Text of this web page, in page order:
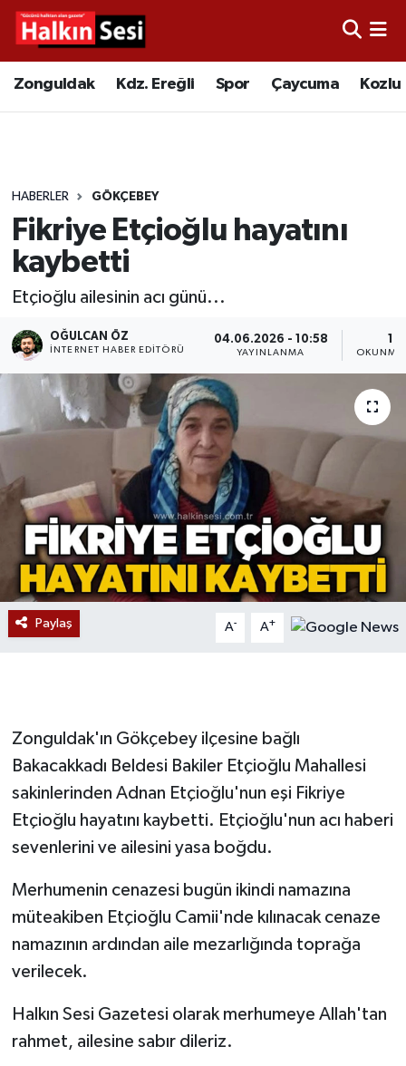
Zonguldak Kdz. Ereğli Spor Çaycuma Kozlu
HABERLER GÖKÇEBEY
Fikriye Etçioğlu hayatını
kaybetti
Etçioğlu ailesinin acı günü...
OĞULCAN ÖZ
İNTERNET HABER EDITÖRÜ
04.06.2026 - 10:58
YAYINLANMA
1
OKUNMA
Paylaş A- A+
Zonguldak'ın Gökçebey ilçesine bağlı
Bakacakkadı Beldesi Bakiler Etçioğlu Mahallesi
sakinlerinden Adnan Etçioğlu'nun eşi Fikriye
Etçioğlu hayatını kaybetti. Etçioğlu'nun acı haberi
sevenlerini ve ailesini yasa boğdu.
Merhumenin cenazesi bugün ikindi namazına
müteakiben Etçioğlu Camii'nde kılınacak cenaze
namazının ardından aile mezarlığında toprağa
verilecek.
Halkın Sesi Gazetesi olarak merhumeye Allah'tan
rahmet, ailesine sabır dileriz.
Video
Çaycuma
Alaplı
Asayiş
Bartın
Karabük
Devrek
Bolu
ÇEVRE
BİLİM VE TEKNOLOJİ
DUNYA
Ekonomi
Gökçebey
GÜNDEM
İş ilanı
Kültür - Sanat
Merkez Hava Durumu
Süper Lig Puan Durumu ve Fikstür
Tüm Manşetler
Son Dakika Haberleri
Haber Arşivi